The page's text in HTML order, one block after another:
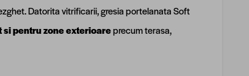
Datorita vitrificarii, gresia portelanata Soft
si pentru zone exterioareprecum terasa,